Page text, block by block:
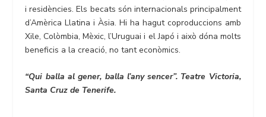
i residències. Els becats són internacionals principalment
d’Amèrica Llatina i Àsia. Hi ha hagut coproduccions amb
Xile, Colòmbia, Mèxic, l’Uruguai i el Japó i això dóna molts
beneficis a la creació, no tant econòmics.
“Qui balla al gener, balla l’any sencer”. Teatre Victoria,
Santa Cruz de Tenerife.